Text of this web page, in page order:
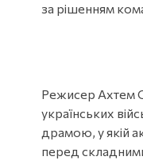
за рішенням
Режисер Ахтем
українських
драмою, у якій
перед